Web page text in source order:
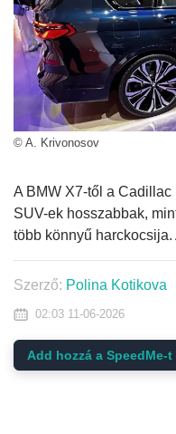
© A. Krivonosov
A BMW X7-től a
SUV-ek hosszabbak,
több könnyű
Szerző: Polina Kotikova
02:03 11-06-2026
Add hozzá a